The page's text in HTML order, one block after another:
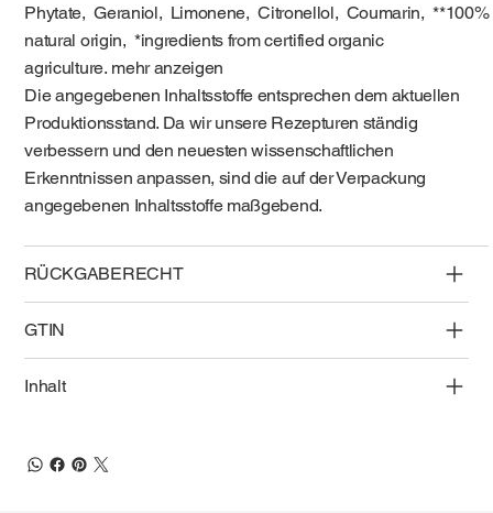
Phytate, Geraniol, Limonene, Citronellol, Coumarin, **100%
natural origin, *ingredients from certified organic
agriculture. mehr anzeigen
Die angegebenen Inhaltsstoffe entsprechen dem aktuellen
Produktionsstand. Da wir unsere Rezepturen ständig
verbessern und den neuesten wissenschaftlichen
Erkenntnissen anpassen, sind die auf der Verpackung
angegebenen Inhaltsstoffe maßgebend.
RÜCKGABERECHT
GTIN
Inhalt